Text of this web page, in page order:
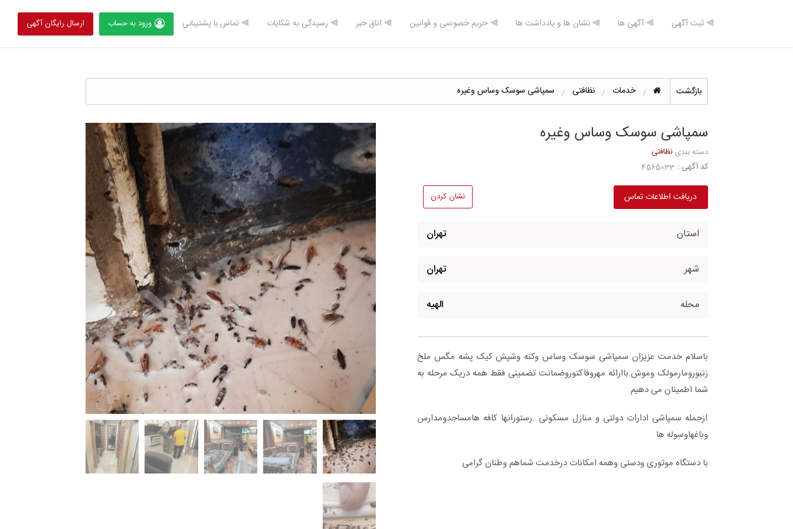
⫸ ثبت آگهی ⫸ آگهی ها ⫸ نشان ها و یادداشت ها ⫸ حریم خصوصی و قوانین ⫸ اتاق خبر ⫸ رسیدگی به شکایات ⫸ تماس با پشتیبانی ورود به حساب ارسال رایگان آگهی
بازگشت خدمات نظافتی سمپاشی سوسک وساس وغیره
سمپاشی سوسک وساس وغیره
دسته بندینظافتی
کد آگهی :
دریافت اطلاعات تماس نشان کردن
استان تهران
شهر تهران
محله الهیه
باسلام خدمت عزیزان سمپاشی سوسک وساس وکنه وشپش کیک پشه مگس ملخ
زنبورومارمولک وموش.باارائه مهروفاکتوروضمانت تضمینی فقط همه دریک مرحله به
شما اطمینان می دهیم
ازجمله سمپاشی ادارات دولتی و منازل مسکونی .رستورانها کافه هامساجدومدارس
وباغهاوسوله ها
با دستگاه موتوری ودستی وهمه امکانات درخدمت شماهم وطنان گرامی